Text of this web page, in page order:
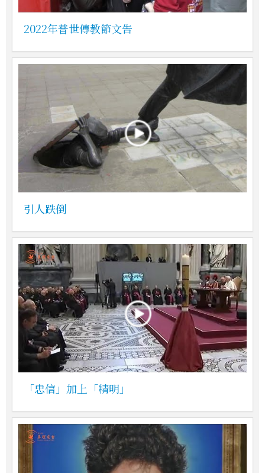
2022年普世傳教節文告
引人跌倒
「忠信」加上「精明」